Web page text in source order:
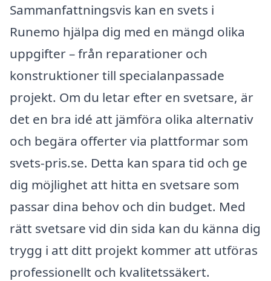
Sammanfattningsvis kan en svets i
Runemo hjälpa dig med en mängd olika
uppgifter – från reparationer och
konstruktioner till specialanpassade
projekt. Om du letar efter en svetsare, är
det en bra idé att jämföra olika alternativ
och begära offerter via plattformar som
svets-pris.se. Detta kan spara tid och ge
dig möjlighet att hitta en svetsare som
passar dina behov och din budget. Med
rätt svetsare vid din sida kan du känna dig
trygg i att ditt projekt kommer att utföras
professionellt och kvalitetssäkert.